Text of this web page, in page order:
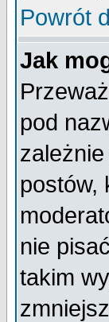
Powrót
Jak
pod
postów,
nie
takim